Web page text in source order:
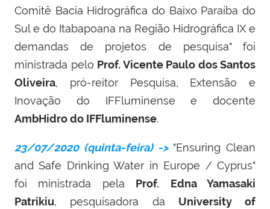
Comitê Bacia Hidrográfica do Baixo Paraíba do
Sul e do Itabapoana na Região Hidrográfica IX e
demandas de projetos de pesquisa" foi
ministrada pelo Prof. Vicente Paulo dos Santos
Oliveira, pró-reitor Pesquisa, Extensão e
Inovação do IFFluminense e docente
AmbHidro do IFFluminense.
23/07/2020 (quinta-feira) ->"Ensuring Clean
and Safe Drinking Water in Europe / Cyprus"
foi ministrada pela Prof.
Edna Yamasaki
Patrikiu, pesquisadora da University of